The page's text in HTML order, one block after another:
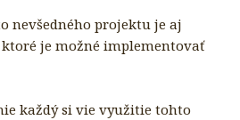
nevšedného projektu je aj
ktoré je možné implementovať
každý si vie využitie tohto